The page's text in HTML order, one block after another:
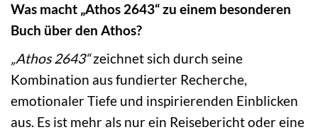
Was macht „Athos 2643“ zu einem besonderen
Buch über den Athos?
„Athos 2643“zeichnet sich durch seine
Kombination aus fundierter Recherche,
emotionaler Tiefe und inspirierenden Einblicken
aus. Es ist mehr als nur ein Reisebericht oder eine